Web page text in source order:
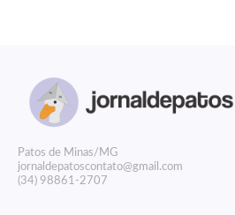
Patos de Minas/MG
jornaldepatoscontato@gmail.com
(34) 98861-2707